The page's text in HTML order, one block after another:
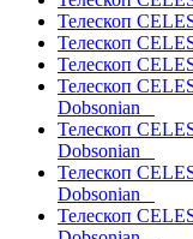
Телескоп
Телескоп
Телескоп
Телескоп
Dobsonian
Телескоп
Dobsonian
Телескоп
Dobsonian
Телескоп